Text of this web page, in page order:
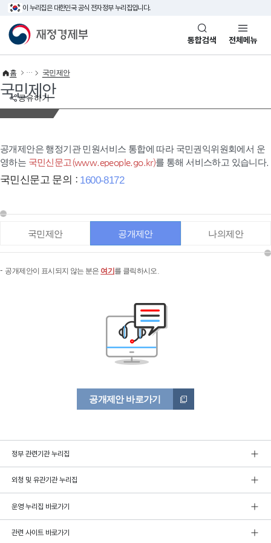
이 누리집은 대한민국 공식 전자정부 누리집입니다.
재정경제부(www.mofe.go.kr)통합검색 전체메뉴
공유하기
홈 국민제안
국민제안
공개제안은 행정기관 민원서비스 통합에 따라 국민권익위원회에서 운
영하는 국민신문고(www.epeople.go.kr)를 통해 서비스하고 있습니다.
국민신문고 문의 : 1600-8172
국민제안 공개제안 나의제안
공개제안이 표시되지 않는 분은 여기 를 클릭하시오.
공개제안 바로가기
정부 관련기관 누리집
외청 및 유관기관 누리집
운영 누리집 바로가기
관련 사이트 바로가기